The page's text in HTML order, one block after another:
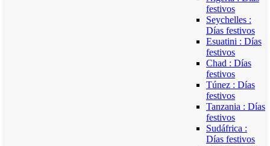
festivos
Seychelles :
Días festivos
Esuatini : Días
festivos
Chad : Días
festivos
Túnez : Días
festivos
Tanzania : Días
festivos
Sudáfrica :
Días festivos